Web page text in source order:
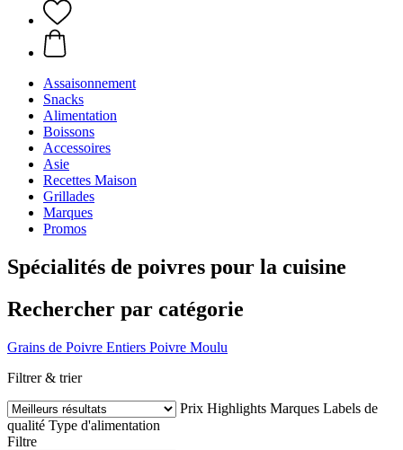
Assaisonnement
Snacks
Alimentation
Boissons
Accessoires
Asie
Recettes Maison
Grillades
Marques
Promos
Spécialités de poivres pour la cuisine
Rechercher par catégorie
Grains de Poivre Entiers Poivre Moulu
Filtrer & trier
Prix Highlights Marques Labels de
qualité Type d'alimentation
Filtre